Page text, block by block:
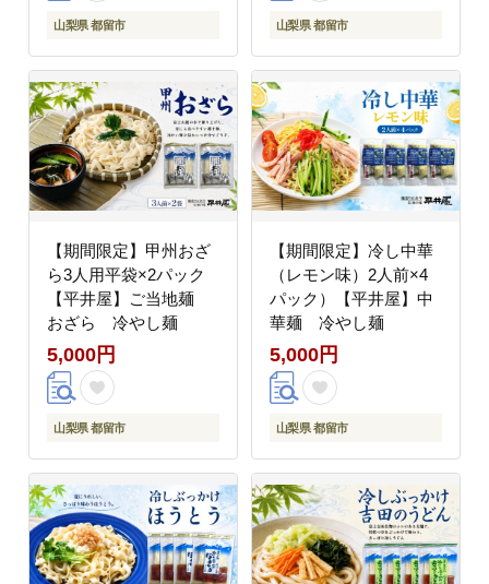
山梨県 都留市 山梨県 都留市
【期間限定】甲州おざ
ら3人用平袋×2パック
【平井屋】ご当地麺
おざら 冷やし麺
5,000円
山梨県 都留市
【期間限定】冷し中華
（レモン味）2人前×4
パック）【平井屋】中
華麺 冷やし麺
5,000円
山梨県 都留市